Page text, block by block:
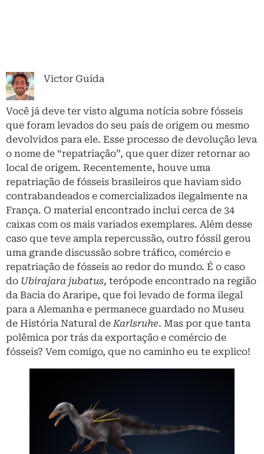
Victor Guida
Você já deve ter visto alguma notícia sobre fósseis
que foram levados do seu país de origem ou mesmo
devolvidos para ele. Esse processo de devolução leva
o nome de “repatriação”, que quer dizer retornar ao
local de origem. Recentemente, houve uma
repatriação de fósseis brasileiros que haviam sido
contrabandeados e comercializados ilegalmente na
França. O material encontrado inclui cerca de 34
caixas com os mais variados exemplares. Além desse
caso que teve ampla repercussão, outro fóssil gerou
uma grande discussão sobre tráfico, comércio e
repatriação de fósseis ao redor do mundo. É o caso
do Ubirajara jubatus, terópode encontrado na região
da Bacia do Araripe, que foi levado de forma ilegal
para a Alemanha e permanece guardado no Museu
de História Natural de Karlsruhe. Mas por que tanta
polêmica por trás da exportação e comércio de
fósseis? Vem comigo, que no caminho eu te explico!